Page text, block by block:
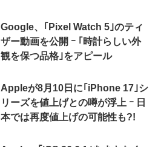
来の｢収益分配｣は廃止
Google、｢Pixel Watch 5｣のティ
ザー動画を公開 ｰ ｢時計らしい外
観を保つ品格｣をアピール
Appleが8月10日に｢iPhone 17｣シ
リーズを値上げとの噂が浮上 ｰ 日
本では再度値上げの可能性も?!